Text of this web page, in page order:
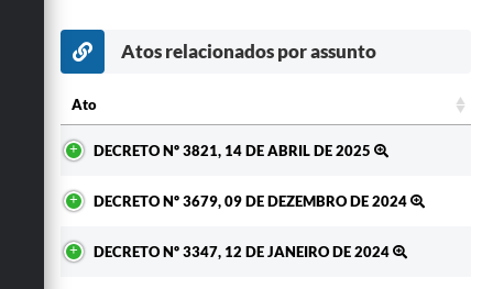
Atos relacionados por assunto
Ato
DECRETO Nº 3821, 14 DE ABRIL DE 2025
DECRETO Nº 3679, 09 DE DEZEMBRO DE 2024
DECRETO Nº 3347, 12 DE JANEIRO DE 2024